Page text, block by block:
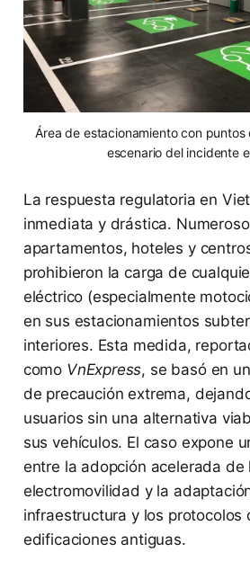
Área de estacionamiento con puntos
escenario del incidente
La respuesta regulatoria en
inmediata y drástica.
apartamentos, hoteles y
prohibieron la carga de
eléctrico (especialmente
en sus estacionamientos
interiores. Esta medida,
como VnExpress, se basó en
de precaución extrema,
usuarios sin una alternativa
sus vehículos. El caso expone
entre la adopción acelerada de
electromovilidad y la
infraestructura y los protocolos
edificaciones antiguas.